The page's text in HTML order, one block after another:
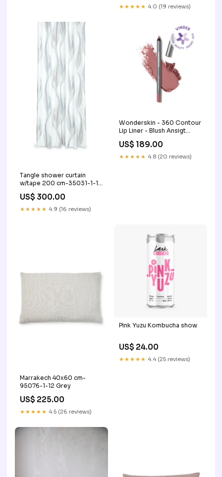
★★★★★ 4.0 (19 reviews)
Tangle shower curtain
w/tape 200 cm-35031-1-17
6% Linen
US$ 300.00
★★★★★ 4.9 (16 reviews)
Wonderskin - 360 Contour
Lip Liner - Blush Ansigt
ansigtscrub
US$ 189.00
★★★★★ 4.8 (20 reviews)
Marrakech 40x60 cm-
95076-1-12 Grey
US$ 225.00
★★★★★ 4.5 (26 reviews)
Pink Yuzu Kombucha show
US$ 24.00
★★★★★ 4.4 (25 reviews)